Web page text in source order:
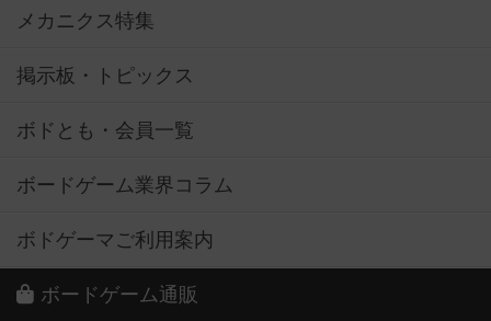
メカニクス特集
掲示板・トピックス
ボドとも・会員一覧
ボードゲーム業界コラム
ボドゲーマご利用案内
ボードゲーム通販